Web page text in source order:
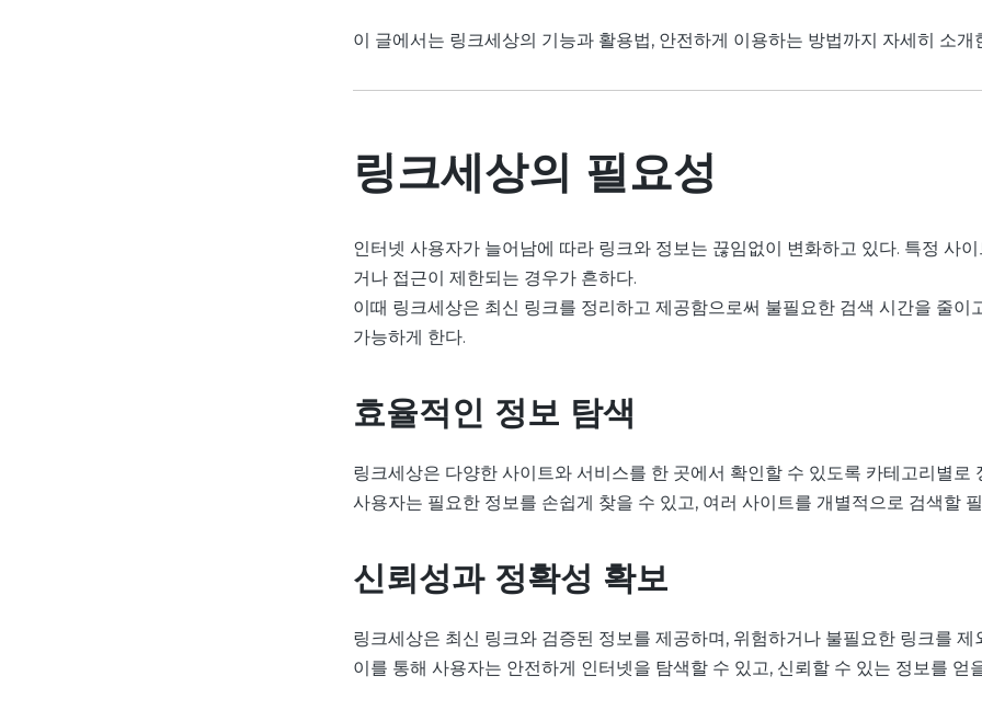
이 글에서는 링크세상의 기능과 활용법, 안전하게 이용하는 방법까지 자세히 소개
링크세상의 필요성
인터넷 사용자가 늘어남에 따라 링크와 정보는 끊임없이 변화하고 있다. 특정 사
거나 접근이 제한되는 경우가 흔하다.
이때 링크세상은 최신 링크를 정리하고 제공함으로써 불필요한 검색 시간을 줄이
가능하게 한다.
효율적인 정보 탐색
링크세상은 다양한 사이트와 서비스를 한 곳에서 확인할 수 있도록 카테고리별로
사용자는 필요한 정보를 손쉽게 찾을 수 있고, 여러 사이트를 개별적으로 검색할
신뢰성과 정확성 확보
링크세상은 최신 링크와 검증된 정보를 제공하며, 위험하거나 불필요한 링크를 제
이를 통해 사용자는 안전하게 인터넷을 탐색할 수 있고, 신뢰할 수 있는 정보를 얻